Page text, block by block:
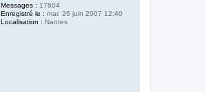
Messages : 17604
Enregistré le : mar. 26 juin 2007 12:40
Localisation : Nantes